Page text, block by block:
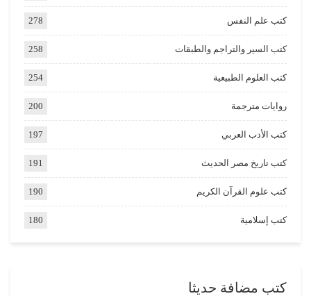
كتب علم النفس 278
كتب السير والتراجم والطبقات 258
كتب العلوم الطبيعية 254
روايات مترجمة 200
كتب الأدب العربي 197
كتب تاريخ مصر الحديث 191
كتب علوم القرآن الكريم 190
كتب إسلامية 180
كتب مضافة حديثا